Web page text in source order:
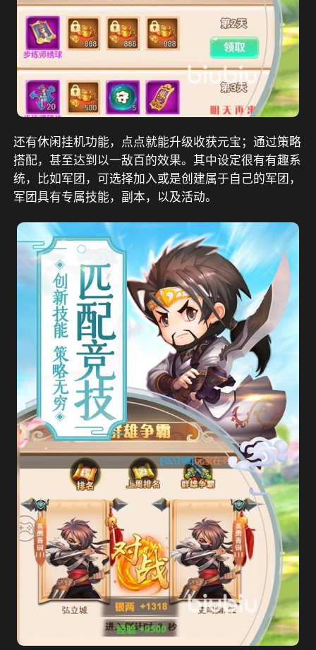
还有休闲挂机功能，点点就能升级收获元宝；通过策略
搭配，甚至达到以一敌百的效果。其中设定很有有趣系
统，比如军团，可选择加入或是创建属于自己的军团，
军团具有专属技能，副本，以及活动。